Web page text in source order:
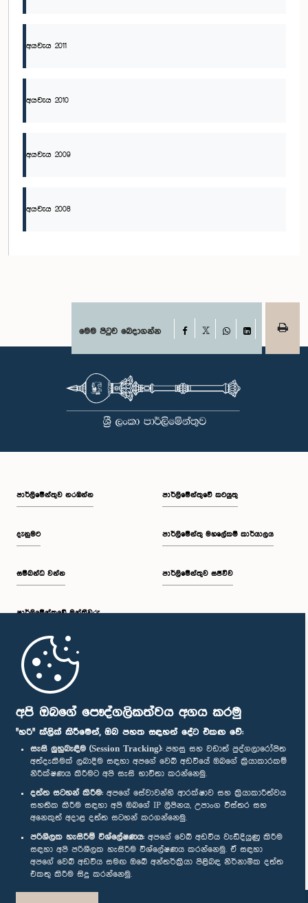
අපි ඔබගේ පෞද්ගලිකත්වය අගය කරමු
"හරි" ක්ලික් කිරීමෙන්, ඔබ පහත සඳහන් දේට එකඟ වේ:
සැසි ලුහුබැඳීම (Session Tracking): පහසු සහ වඩාත් පුද්ගලාරෝපිත
අත්දැකීමක් ලබාදීම සඳහා අපගේ වෙබ් අඩවියේ ඔබගේ ක්‍රියාකාරකම්
නිරීක්ෂණය කිරීමට අපි සැසි භාවිතා කරන්නෙමු.
දත්ත සටහන් කිරීම: අපගේ සේවාවන්හි ආරක්ෂාව සහ ක්‍රියාකාරීත්වය
සහතික කිරීම සඳහා අපි ඔබගේ IP ලිපිනය, උපාංග විස්තර සහ
අනෙකුත් අදාළ දත්ත සටහන් කරගන්නෙමු.
පරිශීලක හැසිරීම් විශ්ලේෂණය: අපගේ වෙබ් අඩවිය වැඩිදියුණු කිරීම
සඳහා අපි පරිශීලක හැසිරීම විශ්ලේෂණය කරන්නෙමු. ඒ සඳහා
අපගේ වෙබ් අඩවිය සමඟ ඔබේ අන්තර්ක්‍රියා පිළිබඳ නිර්නාමික දත්ත
එකතු කිරීම සිදු කරන්නෙමු.
අයවැය 2011
අයවැය 2010
අයවැය 2009
අයවැය 2008
මෙම පිටුව බෙදාගන්න Facebook
WhatsAppLinkedIn
පාර්ලි‌මේන්තුව නරඹන්න
දැනුමට
සම්බන්ධ වන්න
පාර්ලි‌මේන්තුවේ මන්ත්‍රීවරු
මුල් පිටුව
පාර්ලිමේන්තුවේ කටයුතු
පාර්ලිමේන්තු මහලේකම් කාර්යාලය
පාර්ලිමේන්තුව සජීවීව
පාර්ලිමේන්තු ජංගම යෙදුම
අප හා සම්බන්ධ වී සිටින්න :
සම්මාන
පෞද්ගලිකත්ව ප්‍රතිපත්තිය